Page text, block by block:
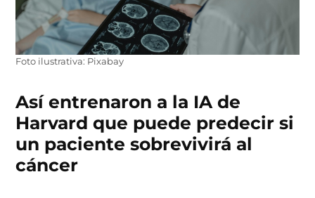
Foto ilustrativa: Pixabay
Así entrenaron a la IA de
Harvard que puede predecir si
un paciente sobrevivirá al
cáncer